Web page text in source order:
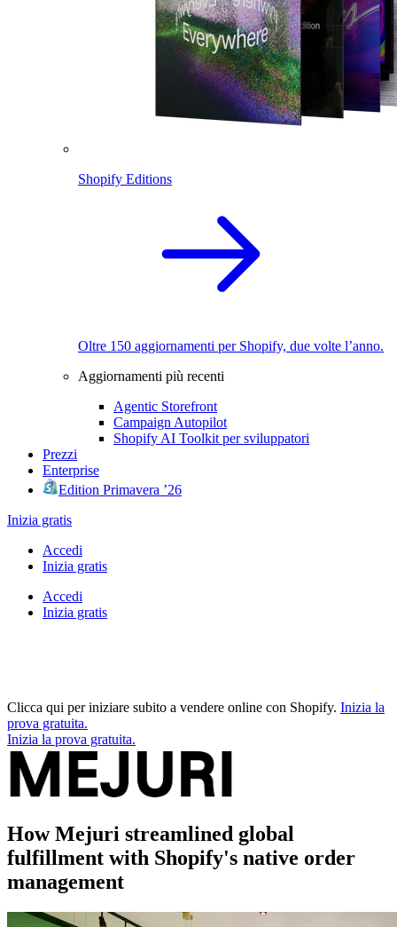
Shopify Editions
Oltre 150 aggiornamenti per Shopify, due volte l’anno.
Aggiornamenti più recenti
Agentic Storefront
Campaign Autopilot
Shopify AI Toolkit per sviluppatori
Prezzi
Enterprise
Edition Primavera ’26
Inizia gratis
Accedi
Inizia gratis
Accedi
Inizia gratis
Clicca qui per iniziare subito a vendere online con Shopify. Inizia la
prova gratuita.
Inizia la prova gratuita.
How Mejuri streamlined global
fulfillment with Shopify's native order
management